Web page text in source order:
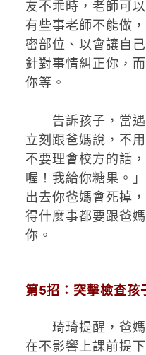
友不乖時，老師可
有些事老師不能做
密部位、以會讓自
針對事情糾正你，
你等。
告訴孩子，當遇
立刻跟爸媽說，不
不要理會校方的話
喔！我給你糖果。
出去你爸媽會死掉
得什麼事都要跟爸
你。
第5招：突擊檢查孩
琦琦提醒，爸媽
在不影響上課前提